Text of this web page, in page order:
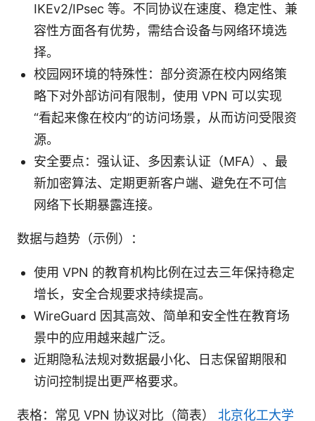
IKEv2/IPsec 等。不同协议在速度、稳定性、兼
容性方面各有优势，需结合设备与网络环境选
择。
校园网环境的特殊性：部分资源在校内网络策
略下对外部访问有限制，使用 VPN 可以实现
“看起来像在校内”的访问场景，从而访问受限资
源。
安全要点：强认证、多因素认证（MFA）、最
新加密算法、定期更新客户端、避免在不可信
网络下长期暴露连接。
数据与趋势（示例）：
使用 VPN 的教育机构比例在过去三年保持稳定
增长，安全合规要求持续提高。
WireGuard 因其高效、简单和安全性在教育场
景中的应用越来越广泛。
近期隐私法规对数据最小化、日志保留期限和
访问控制提出更严格要求。
表格：常见 VPN 协议对比（简表） 北京化工大学